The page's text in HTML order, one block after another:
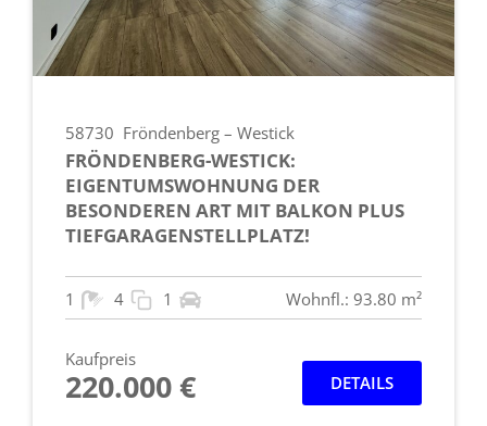
58730 Fröndenberg – Westick
FRÖNDENBERG-WESTICK:
EIGENTUMSWOHNUNG DER
BESONDEREN ART MIT BALKON PLUS
TIEFGARAGENSTELLPLATZ!
1 4 1 Wohnfl.: 93.80 m²
Kaufpreis
220.000 € DETAILS